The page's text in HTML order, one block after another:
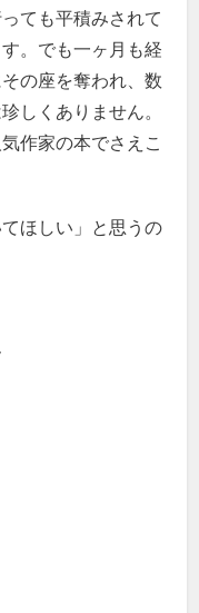
ても平積みされて
。でも一ヶ月も経
の座を奪われ、数
しくありません。
作家の本でさえこ
ほしい」と思うの